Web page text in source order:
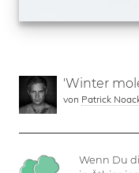
'Winter
von Patrick
Wenn Du